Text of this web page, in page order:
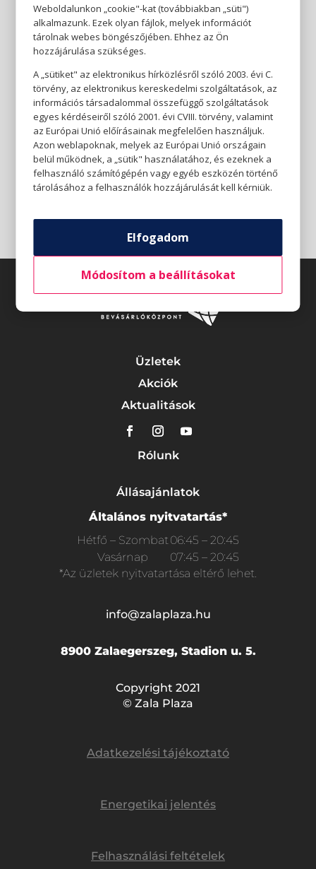
Üzletek
Akciók
Aktualitások
Rólunk
Állásajánlatok
Általános nyitvatartás*
Hétfő – Szombat06:45 – 20:45
Vasárnap
07:45 – 20:45
*Az üzletek nyitvatartása eltérő lehet.
info@zalaplaza.hu
8900 Zalaegerszeg, Stadion u. 5.
Copyright 2021
© Zala Plaza
Adatkezelési tájékoztató
Energetikai jelentés
Felhasználási feltételek
Weboldalunkon „cookie"-kat (továbbiakban „süti")
alkalmazunk. Ezek olyan fájlok, melyek információt
tárolnak webes böngészőjében. Ehhez az Ön
hozzájárulása szükséges.
A „sütiket" az elektronikus hírközlésről szóló 2003. évi C.
törvény, az elektronikus kereskedelmi szolgáltatások, az
információs társadalommal összefüggő szolgáltatások
egyes kérdéseiről szóló 2001. évi CVIII. törvény, valamint
az Európai Unió előírásainak megfelelően használjuk.
Azon weblapoknak, melyek az Európai Unió országain
belül működnek, a „sütik" használatához, és ezeknek a
felhasználó számítógépén vagy egyéb eszközén történő
tárolásához a felhasználók hozzájárulását kell kérniük.
Elfogadom
Módosítom a beállításokat